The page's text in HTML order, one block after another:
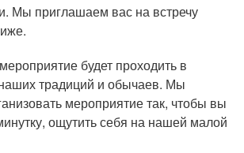
Мы приглашаем вас на встречу
будет проходить в
традиций и обычаев. Мы
мероприятие так, чтобы вы
ощутить себя на нашей малой